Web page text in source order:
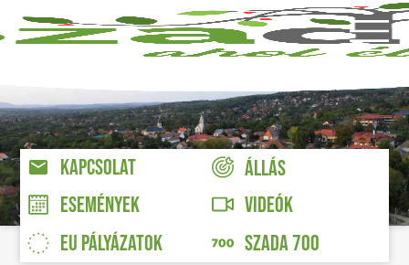
KAPCSOLAT
ÁLLÁS
ESEMÉNYEK
VIDEÓK
EU PÁLYÁZATOK
SZADA 700